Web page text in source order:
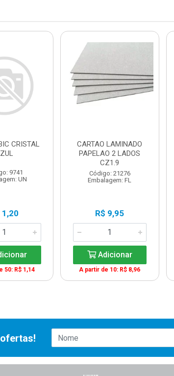
CRISTAL
9741
UN
1,20
50: R$ 1,14
CARTAO LAMINADO
PAPELAO 2 LADOS
CZ1.9
Código: 21276
Embalagem: FL
R$ 9,95
Adicionar
A partir de 10: R$ 8,96